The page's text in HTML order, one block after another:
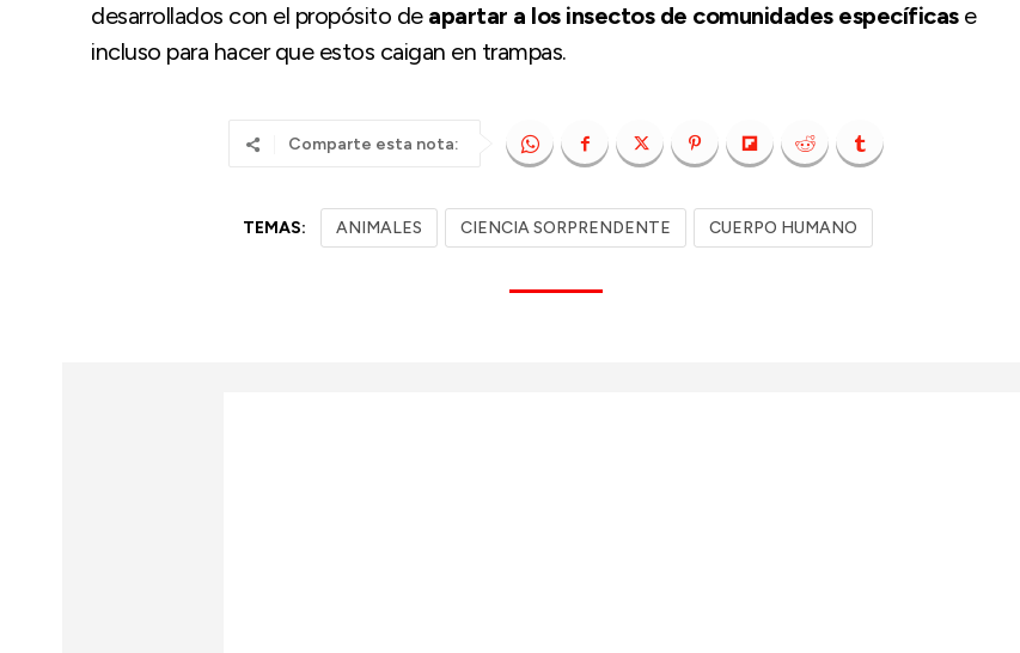
desarrollados con el propósito de apartar a los insectos de comunidades específicase
incluso para hacer que estos caigan en trampas.
Comparte esta nota:
TEMAS: ANIMALES CIENCIA SORPRENDENTE CUERPO HUMANO